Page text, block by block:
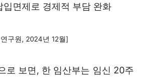
입면제로 경제적 부담 완화
구원, 2024년 12월]
로 보면, 한 임산부는 임신 20주